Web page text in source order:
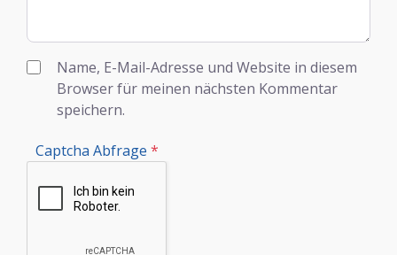
Name, E-Mail-Adresse und Website in diesem
Browser für meinen nächsten Kommentar
speichern.
Captcha Abfrage *